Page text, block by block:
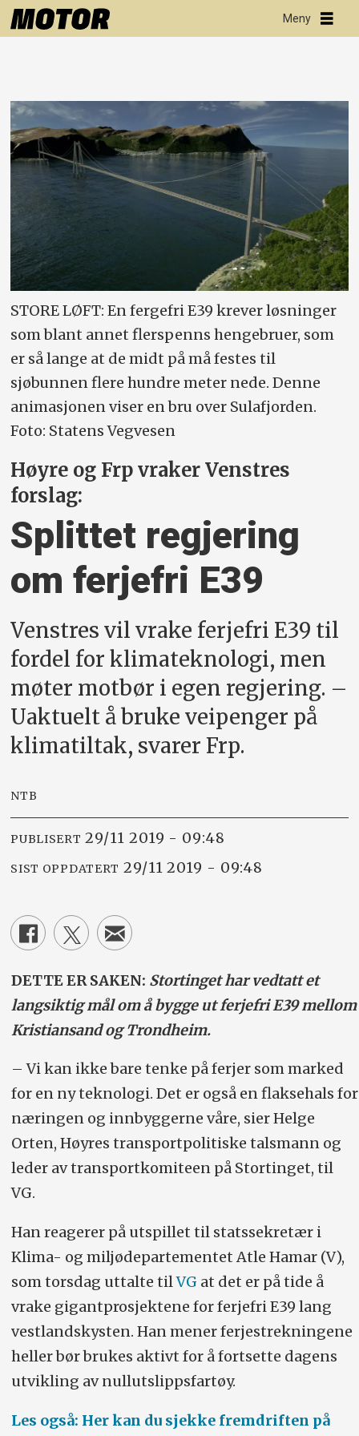
STORE LØFT: En fergefri E39 krever løsninger
som blant annet flerspenns hengebruer, som
er så lange at de midt på må festes til
sjøbunnen flere hundre meter nede. Denne
animasjonen viser en bru over Sulafjorden.
Foto: Statens Vegvesen
Høyre og Frp vraker Venstres
forslag:
Splittet regjering
om ferjefri E39
Venstres vil vrake ferjefri E39 til
fordel for klimateknologi, men
møter motbør i egen regjering. –
Uaktuelt å bruke veipenger på
klimatiltak, svarer Frp.
NTB
PUBLISERT 29/11 2019 - 09:48
SIST OPPDATERT 29/11 2019 - 09:48
DETTE ER SAKEN: Stortinget har vedtatt et
langsiktig mål om å bygge ut ferjefri E39 mellom
Kristiansand og Trondheim.
– Vi kan ikke bare tenke på ferjer som marked
for en ny teknologi. Det er også en flaksehals for
næringen og innbyggerne våre, sier Helge
Orten, Høyres transportpolitiske talsmann og
leder av transportkomiteen på Stortinget, til
VG.
Han reagerer på utspillet til statssekretær i
Klima- og miljødepartementet Atle Hamar (V),
som torsdag uttalte tilVG at det er på tide å
vrake gigantprosjektene for ferjefri E39 lang
vestlandskysten. Han mener ferjestrekningene
heller bør brukes aktivt for å fortsette dagens
utvikling av nullutslippsfartøy.
Les også: Her kan du sjekke fremdriften på